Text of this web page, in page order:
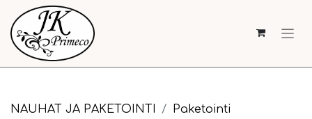
NAUHAT JA PAKETOINTI
Paketointi